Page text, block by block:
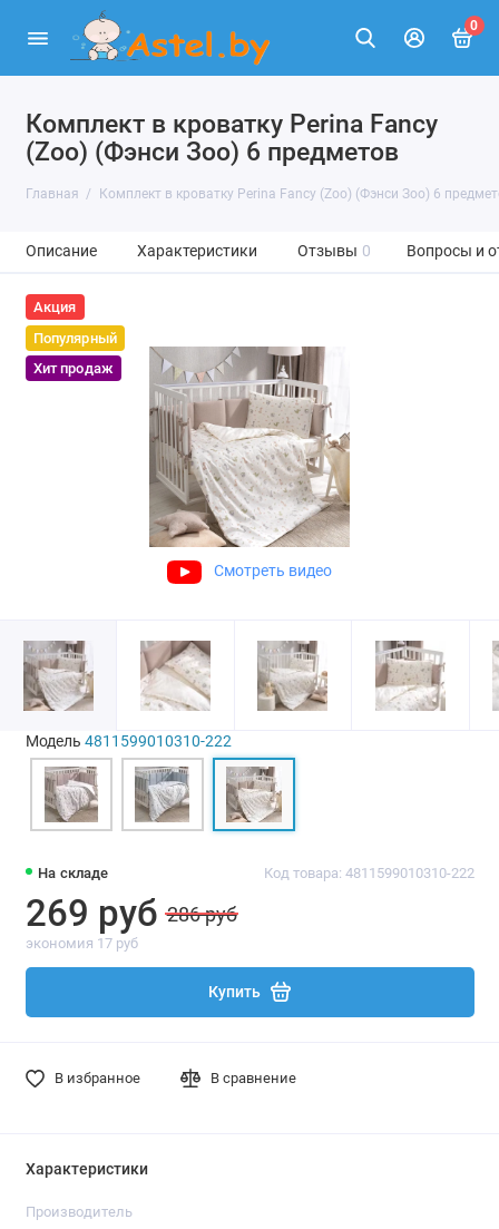
0
Комплект в кроватку Perina Fancy
(Zoo) (Фэнси Зоо) 6 предметов
Главная Комплект в кроватку Perina Fancy (Zoo) (Фэнси Зоо) 6
Описание Характеристики Отзывы 0 Вопросы и
Акция
Популярный
Хит продаж
Смотреть видео
На складе Код товара: 4811599010310-222
269 руб 286 руб
экономия 17 руб
Купить
В избранное В сравнение
Модель 4811599010310-222
Характеристики
Производитель